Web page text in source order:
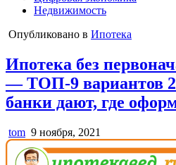
Недвижимость
Опубликовано в Ипотека
Ипотека без
— ТОП-9 вариантов
банки дают, где
tom 9 ноября, 2021